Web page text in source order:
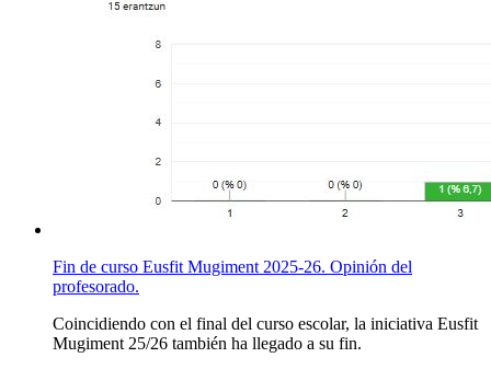
Fin de curso Eusfit Mugiment 2025-26. Opinión del
profesorado.
Coincidiendo con el final del curso escolar, la iniciativa Eusfit
Mugiment 25/26 también ha llegado a su fin.